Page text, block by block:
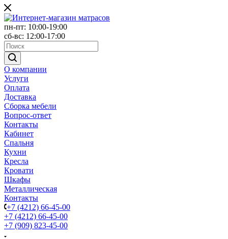
пн-пт: 10:00-19:00
сб-вс: 12:00-17:00
О компании
Услуги
Оплата
Доставка
Сборка мебели
Вопрос-ответ
Контакты
Кабинет
Спальня
Кухни
Кресла
Кровати
Шкафы
Металлическая
Контакты
+7 (4212) 66-45-00
+7 (4212) 66-45-00
+7 (909) 823-45-00